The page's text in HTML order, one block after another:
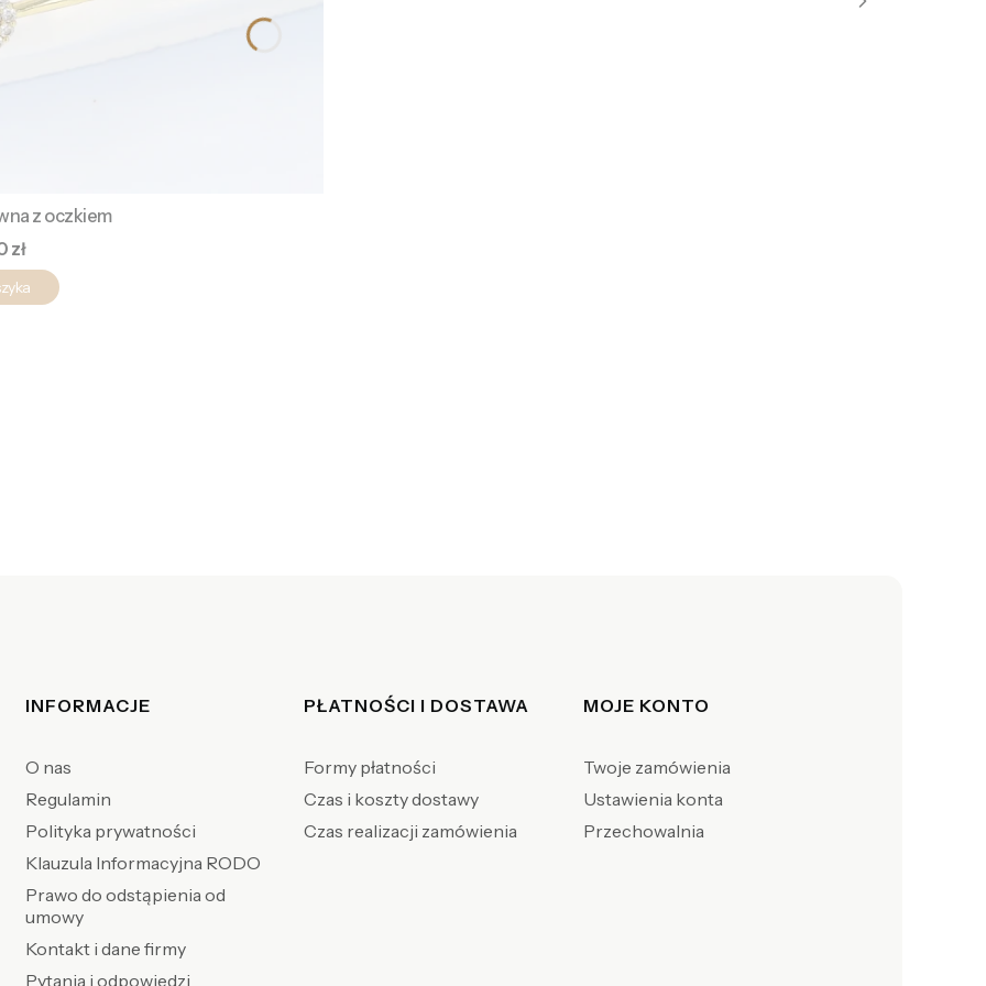
z oczkiem
zł
Linki w stopce
INFORMACJE
O nas
Regulamin
Polityka prywatności
Klauzula Informacyjna RODO
Prawo do odstąpienia od
umowy
Kontakt i dane firmy
Pytania i odpowiedzi
PŁATNOŚCI I DOSTAWA
Formy płatności
Czas i koszty dostawy
Czas realizacji zamówienia
MOJE KONTO
Twoje zamówienia
Ustawienia konta
Przechowalnia